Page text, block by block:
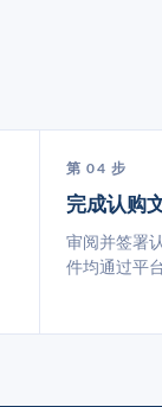
第 04 步
完成认购
审阅并签署
件均通过平